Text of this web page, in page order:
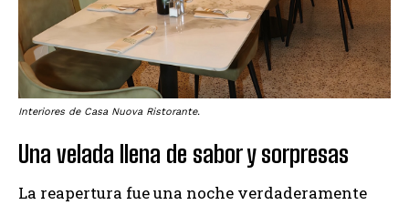
Interiores de Casa Nuova Ristorante.
Una velada llena de sabor y sorpresas
La reapertura fue una noche verdaderamente